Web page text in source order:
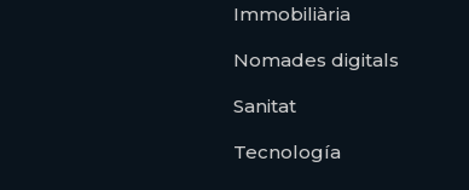
Immobiliària
Nomades digitals
Sanitat
Tecnología